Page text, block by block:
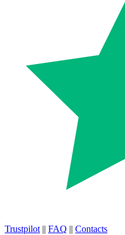
Trustpilot || FAQ || Contacts